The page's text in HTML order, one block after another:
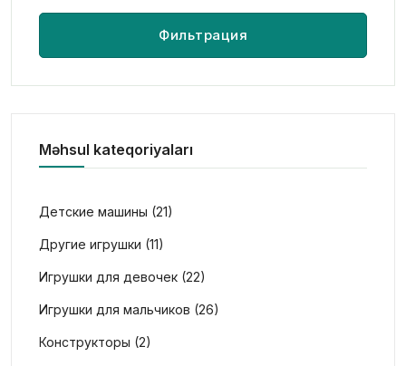
Фильтрация
Məhsul kateqoriyaları
Детские машины (21)
Другие игрушки (11)
Игрушки для девочек (22)
Игрушки для мальчиков (26)
Конструкторы (2)